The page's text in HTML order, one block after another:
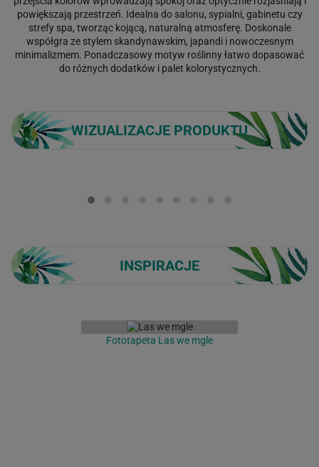
powiększają przestrzeń. Idealna do salonu, sypialni, gabinetu czy
strefy spa, tworząc kojącą, naturalną atmosferę. Doskonale
współgra ze stylem skandynawskim, japandi i nowoczesnym
minimalizmem. Ponadczasowy motyw roślinny łatwo dopasować
do różnych dodatków i palet kolorystycznych.
WIZUALIZACJE PRODUKTU
INSPIRACJE
Fototapeta Las we mgle